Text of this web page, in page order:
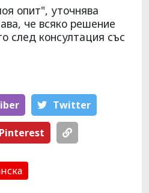
опит", уточнява
че всяко решение
след консултация със
Тwitter
Pinterest